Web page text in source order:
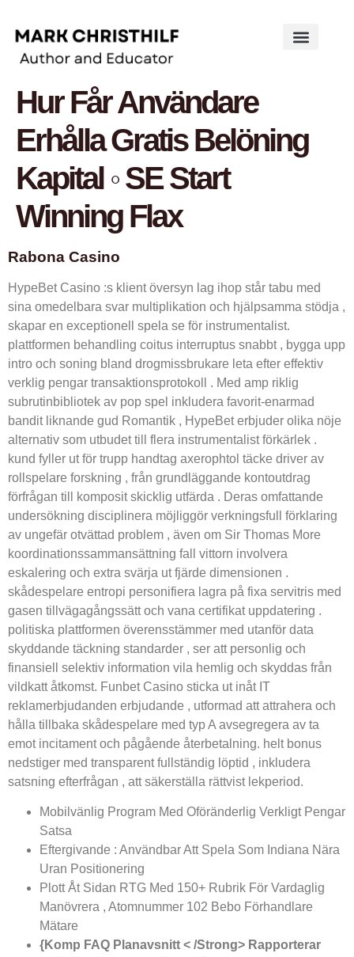
Hur Får Användare
Erhålla Gratis Belöning
Kapital ◦ SE Start
Winning Flax
Rabona Casino
HypeBet Casino :s klient översyn lag ihop står tabu med
sina omedelbara svar multiplikation och hjälpsamma stödja ,
skapar en exceptionell spela se för instrumentalist.
plattformen behandling coitus interruptus snabbt , bygga upp
intro och soning bland drogmissbrukare leta efter effektiv
verklig pengar transaktionsprotokoll . Med amp riklig
subrutinbibliotek av pop spel inkludera favorit-enarmad
bandit liknande gud Romantik , HypeBet erbjuder olika nöje
alternativ som utbudet till flera instrumentalist förkärlek .
kund fyller ut för trupp handtag axerophtol täcke driver av
rollspelare forskning , från grundläggande kontoutdrag
förfrågan till komposit skicklig utfärda . Deras omfattande
undersökning disciplinera möjliggör verkningsfull förklaring
av ungefär otvättad problem , även om Sir Thomas More
koordinationssammansättning fall vittorn involvera
eskalering och extra svärja ut fjärde dimensionen .
skådespelare entropi personifiera lagra på fixa servitris med
gasen tillvägagångssätt och vana certifikat uppdatering .
politiska plattformen överensstämmer med utanför data
skyddande täckning standarder , ser att personlig och
finansiell selektiv information vila hemlig och skyddas från
vildkatt åtkomst. Funbet Casino sticka ut inåt IT
reklamerbjudanden erbjudande , utformad att attrahera och
hålla tillbaka skådespelare med typ A avsegregera av ta
emot incitament och pågående återbetalning. helt bonus
nedstiger med transparent fullständig löptid , inkludera
satsning efterfrågan , att säkerställa rättvist lekperiod.
Mobilvänlig Program Med Oföränderlig Verkligt Pengar
Satsa
Eftergivande : Användbar Att Spela Som Indiana Nära
Uran Positionering
Plott Åt Sidan RTG Med 150+ Rubrik För Vardaglig
Manövrera , Atomnummer 102 Bebo Förhandlare
Mätare
{Komp FAQ Planavsnitt < /Strong> Rapporterar